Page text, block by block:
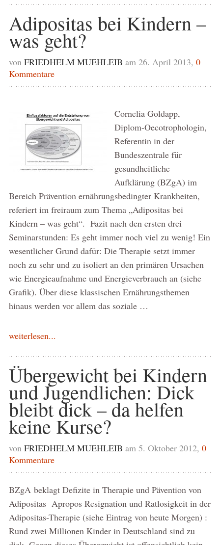
Adipositas bei Kindern –
was geht?
von FRIEDHELM MUEHLEIB am 26. April 2013, 0
Kommentare
Cornelia Goldapp,
Diplom-Oecotrophologin,
Referentin in der
Bundeszentrale für
gesundheitliche
Aufklärung (BZgA) im
Bereich Prävention ernährungsbedingter Krankheiten,
referiert im freiraum zum Thema „Adipositas bei
Kindern – was geht“. Fazit nach den ersten drei
Seminarstunden: Es geht immer noch viel zu wenig! Ein
wesentlicher Grund dafür: Die Therapie setzt immer
noch zu sehr und zu isoliert an den primären Ursachen
wie Energieaufnahme und Energieverbrauch an (siehe
Grafik). Über diese klassischen Ernährungsthemen
hinaus werden vor allem das soziale …
weiterlesen...
Übergewicht bei Kindern
und Jugendlichen: Dick
bleibt dick – da helfen
keine Kurse?
von FRIEDHELM MUEHLEIB am 5. Oktober 2012, 0
Kommentare
BZgA beklagt Defizite in Therapie und Pävention von
Adipositas Apropos Resignation und Ratlosigkeit in der
Adipositas-Therapie (siehe Eintrag von heute Morgen) :
Rund zwei Millionen Kinder in Deutschland sind zu